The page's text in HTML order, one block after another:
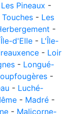
Les Pineaux -
Touches - Les
-
d'Elle - L'Île-
- Loir
- Longué-
-
- Luché-
- Madré -
- Malicorne-